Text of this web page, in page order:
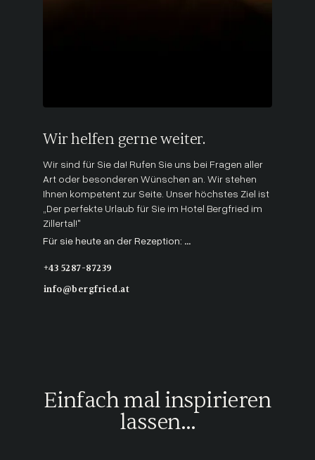
Wir helfen gerne weiter.
Wir sind für Sie da! Rufen Sie uns bei Fragen aller
Art oder besonderen Wünschen an. Wir stehen
Ihnen kompetent zur Seite. Unser höchstes Ziel ist
„Der perfekte Urlaub für Sie im Hotel Bergfried im
Zillertal!"
Für sie heute an der Rezeption: ...
+43 5287-87239
info@bergfried.at
Einfach mal inspirieren
lassen...